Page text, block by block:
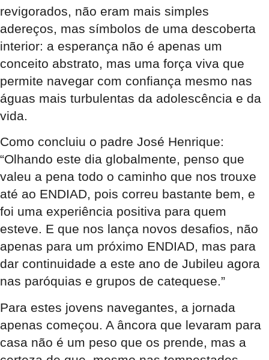
revigorados, não eram mais simples
adereços, mas símbolos de uma descoberta
interior: a esperança não é apenas um
conceito abstrato, mas uma força viva que
permite navegar com confiança mesmo nas
águas mais turbulentas da adolescência e da
vida.
Como concluiu o padre José Henrique:
“Olhando este dia globalmente, penso que
valeu a pena todo o caminho que nos trouxe
até ao ENDIAD, pois correu bastante bem, e
foi uma experiência positiva para quem
esteve. E que nos lança novos desafios, não
apenas para um próximo ENDIAD, mas para
dar continuidade a este ano de Jubileu agora
nas paróquias e grupos de catequese.”
Para estes jovens navegantes, a jornada
apenas começou. A âncora que levaram para
casa não é um peso que os prende, mas a